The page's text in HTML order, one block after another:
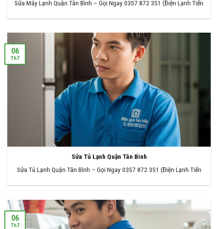
Sửa Máy Lạnh Quận Tân Bình – Gọi Ngay 0357 872 351 (Điện Lạnh Tiến
Sửa Tủ Lạnh Quận Tân Bình
Sửa Tủ Lạnh Quận Tân Bình – Gọi Ngay 0357 872 351 (Điện Lạnh Tiến
06
Th7
06
Th7